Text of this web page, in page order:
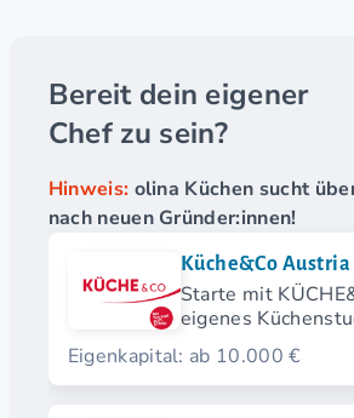
Bereit dein eigener
Chef zu sein?
Hinweis: olina Küchen sucht
nach neuen Gründer:innen!
Küche&Co Austria
Starte mit
eigenes
Österreich.
Eigenkapital: ab 10.000 €